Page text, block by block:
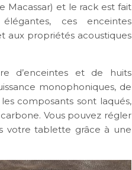
Macassar) et le rack est fait
ces enceintes
aux propriétés acoustiques
d’enceintes et de huits
monophoniques, de
composants sont laqués,
Vous pouvez régler
votre tablette grâce à une